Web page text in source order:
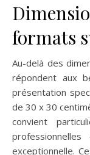
formats
Au-delà des
répondent aux
présentation
de 30 x 30
convient
exceptionnelle.